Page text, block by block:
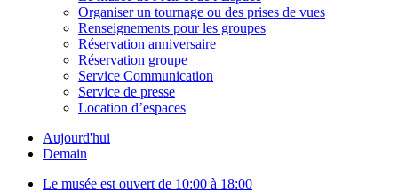
Organiser un tournage ou des prises de vues
Renseignements pour les groupes
Réservation anniversaire
Réservation groupe
Service Communication
Service de presse
Location d’espaces
Aujourd'hui
Demain
Le musée est ouvert de 10:00 à 18:00